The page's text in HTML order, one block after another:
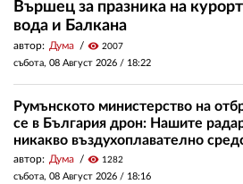
Вършец за празника на
вода и Балкана
автор: Дума visibility 2007
събота, 08 Август 2026 / 18:22
Румънското министерство на
се в България дрон: Нашите
никакво въздухоплавателно
автор: Дума visibility 1282
събота, 08 Август 2026 / 18:16